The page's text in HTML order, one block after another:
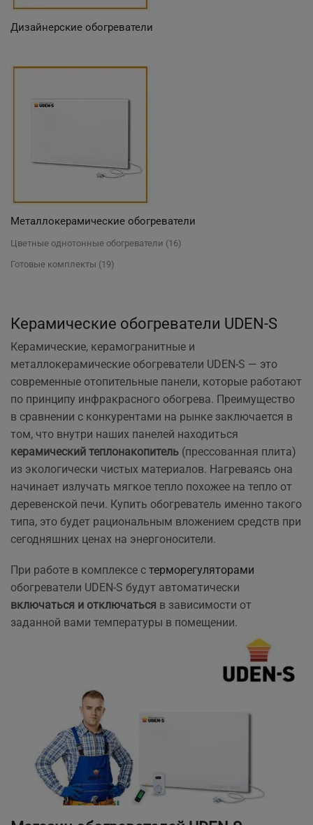
Дизайнерские обогреватели
Металлокерамические обогреватели
Цветные однотонные обогреватели (16)
Готовые комплекты (19)
Керамические обогреватели UDEN-S
Керамические, керамогранитные и
металлокерамические обогреватели UDEN-S — это
современные отопительные панели, которые работают
по принципу инфракрасного обогрева. Преимущество
в сравнении с конкурентами на рынке заключается в
том, что внутри наших панелей находиться
керамический теплонакопитель (прессованная плита)
из экологически чистых материалов. Нагреваясь она
начинает излучать мягкое тепло похожее на тепло от
деревенской печи. Купить обогреватель именно такого
типа, это будет рациональным вложением средств при
сегодняшних ценах на энергоносители.
При работе в комплексе с терморегуляторами
обогреватели UDEN-S будут автоматически
включаться и отключаться в зависимости от
заданной вами температуры в помещении.